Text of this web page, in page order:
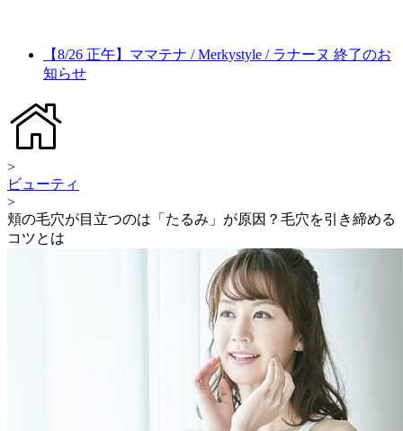
【8/26 正午】ママテナ / Merkystyle / ラナーヌ 終了のお
知らせ
>
ビューティ
>
頬の毛穴が目立つのは「たるみ」が原因？毛穴を引き締める
コツとは